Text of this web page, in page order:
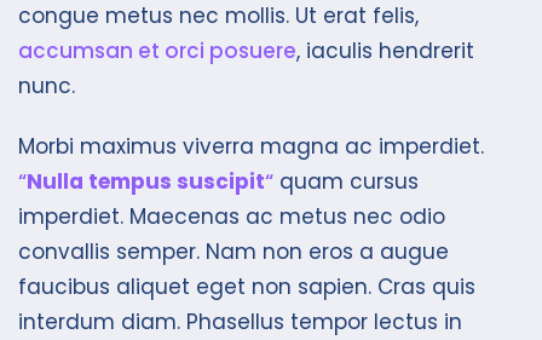
congue metus nec mollis. Ut erat felis,
accumsan et orci posuere, iaculis hendrerit
nunc.
Morbi maximus viverra magna ac imperdiet.
“Nulla tempus suscipit“ quam cursus
imperdiet. Maecenas ac metus nec odio
convallis semper. Nam non eros a augue
faucibus aliquet eget non sapien. Cras quis
interdum diam. Phasellus tempor lectus in